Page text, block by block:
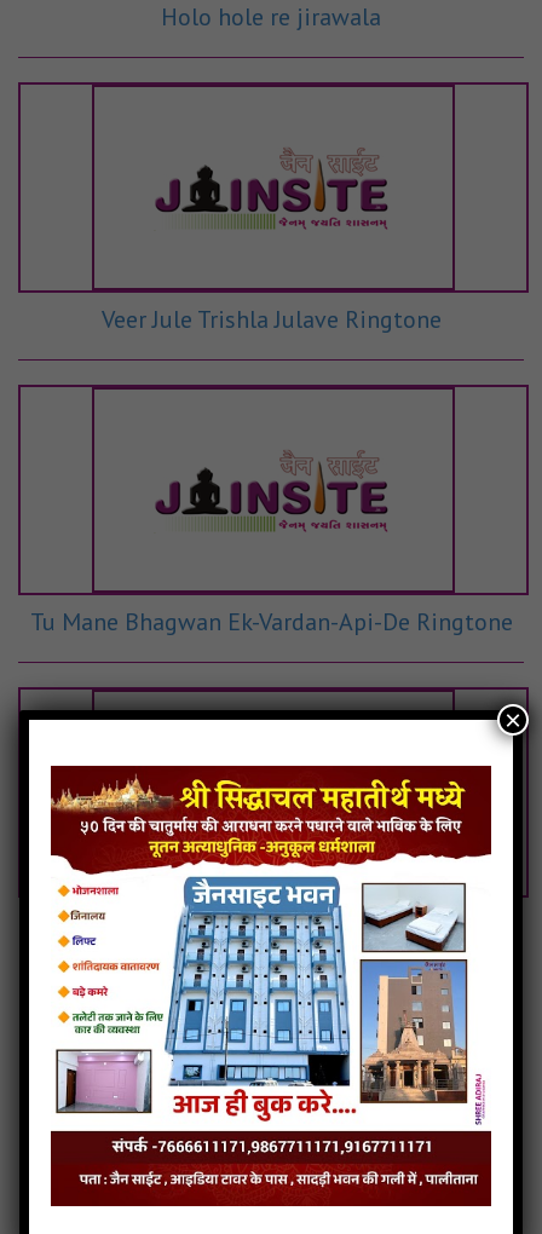
Holo hole re jirawala
Veer Jule Trishla Julave Ringtone
Tu Mane Bhagwan Ek-Vardan-Api-De Ringtone
Tara Darshan Ni Balihari Ringtone
×